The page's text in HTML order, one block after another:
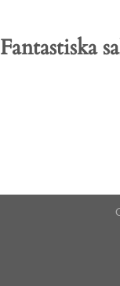
Fantastiska